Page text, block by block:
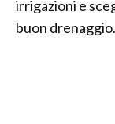
irrigazioni e
buon drenaggio.